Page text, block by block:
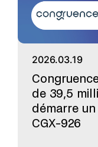
2026.03.19
de 39,5
démarre
CGX-926